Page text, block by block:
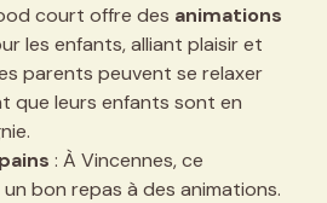
court offre des animations
les enfants, alliant plaisir et
parents peuvent se relaxer
que leurs enfants sont en
: À Vincennes, ce
bon repas à des animations.